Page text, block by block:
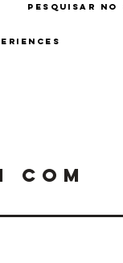
Pesquisar no
com